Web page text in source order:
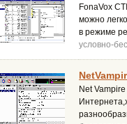
FonaVox
можно
в режиме
условно-
Net